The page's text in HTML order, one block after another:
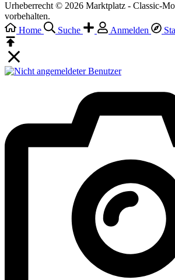
Urheberrecht © 2026 Marktplatz - Classic-
vorbehalten.
Home
Suche Anmelden